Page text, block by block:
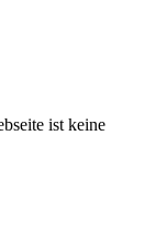
ist keine